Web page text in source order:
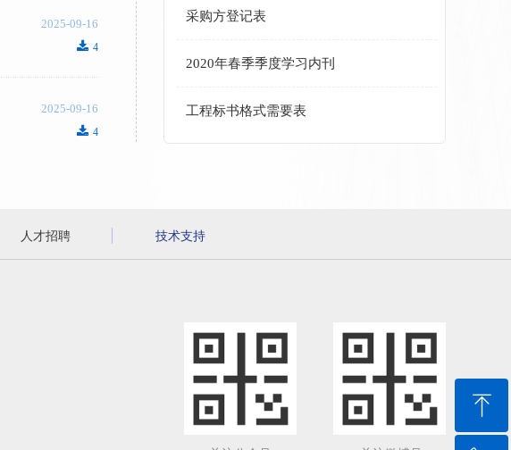
2025-09-16
끂 4
2025-09-16
끂 4
采购方登记表
2020年春季季度学习内刊
工程标书格式需要表
人才招聘 技术支持
ꁸ